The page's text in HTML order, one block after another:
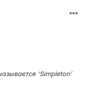
‘Simpleton’